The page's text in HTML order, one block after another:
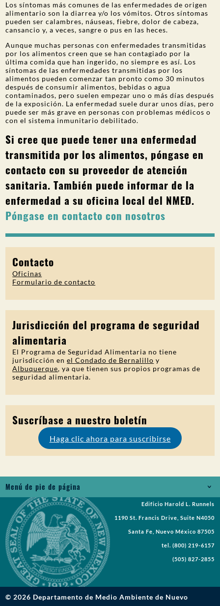
Los síntomas más comunes de las enfermedades de origen
alimentario son la diarrea y/o los vómitos. Otros síntomas
pueden ser calambres, náuseas, fiebre, dolor de cabeza,
cansancio y, a veces, sangre o pus en las heces.
Aunque muchas personas con enfermedades transmitidas
por los alimentos creen que se han contagiado por la
última comida que han ingerido, no siempre es así. Los
síntomas de las enfermedades transmitidas por los
alimentos pueden comenzar tan pronto como 30 minutos
después de consumir alimentos, bebidas o agua
contaminados, pero suelen empezar uno o más días después
de la exposición. La enfermedad suele durar unos días, pero
puede ser más grave en personas con problemas médicos o
con el sistema inmunitario debilitado.
Si cree que puede tener una enfermedad
transmitida por los alimentos, póngase en
contacto con su proveedor de atención
sanitaria. También puede informar de la
enfermedad a su oficina local del NMED.
Póngase en contacto con nosotros
Contacto
Oficinas
Formulario de contacto
Jurisdicción del programa de seguridad
alimentaria
El Programa de Seguridad Alimentaria no tiene
jurisdicción enel Condado de Bernalillo y
Albuquerque, ya que tienen sus propios programas de
seguridad alimentaria.
Suscríbase a nuestro boletín
Haga clic ahora para suscribirse
Menú de pie de página
Empleos
Solicitud de registros
Solicitudes de propuestas
Solicitar una reunión
Avisos públicos
Edificio Harold L. Runnels
1190 St. Francis Drive, Suite N4050
Santa Fe, Nuevo México 87505
tel. (800) 219-6157
(505) 827-2855
© 2026 Departamento de Medio Ambiente de Nuevo